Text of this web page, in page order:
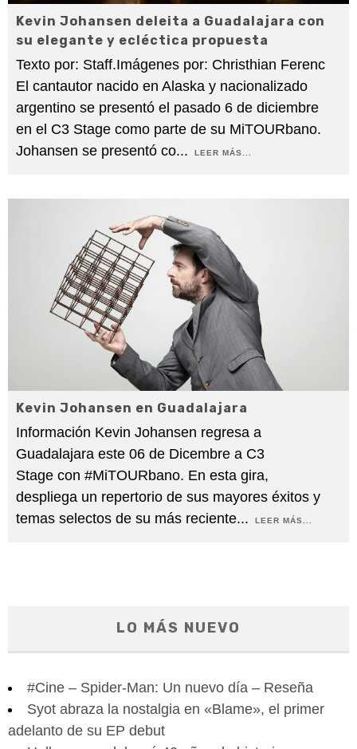
Kevin Johansen deleita a Guadalajara con
su elegante y ecléctica propuesta
Texto por: Staff.Imágenes por: Christhian Ferenc
El cantautor nacido en Alaska y nacionalizado
argentino se presentó el pasado 6 de diciembre
en el C3 Stage como parte de su MiTOURbano.
Johansen se presentó co... LEER MÁS...
Kevin Johansen en Guadalajara
Información Kevin Johansen regresa a
Guadalajara este 06 de Dicembre a C3
Stage con #MiTOURbano. En esta gira,
despliega un repertorio de sus mayores éxitos y
temas selectos de su más reciente... LEER MÁS...
LO MÁS NUEVO
#Cine – Spider-Man: Un nuevo día – Reseña
Syot abraza la nostalgia en «Blame», el primer
adelanto de su EP debut